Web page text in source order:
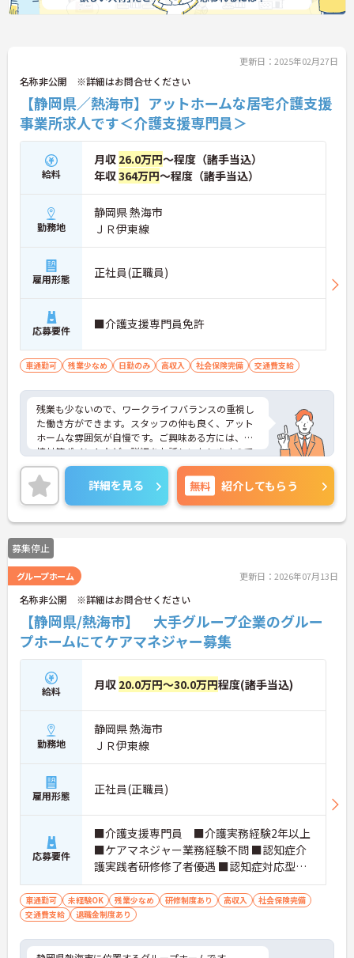
更新日：2025年02月27日
名称非公開 ※詳細はお問合せください
【静岡県／熱海市】アットホームな居宅介護支援
事業所求人です＜介護支援専門員＞
給料
月収 26.0万円～程度（諸手当込）
年収364万円～程度（諸手当込）
勤務地
静岡県 熱海市
ＪＲ伊東線
雇用形態 正社員(正職員)
応募要件 ■介護支援専門員免許
車通勤可 残業少なめ 日勤のみ 高収入 社会保険完備 交通費支給
残業も少ないので、ワークライフバランスの重視し
た働き方ができます。スタッフの仲も良く、アット
ホームな雰囲気が自慢です。ご興味ある方には、面
接対策ポイントなど、詳細をお話しいたしますので
お気軽にご相談ください。
詳細を見る 無料 紹介してもらう
募集停止
グループホーム 更新日：2026年07月13日
名称非公開 ※詳細はお問合せください
【静岡県/熱海市】 大手グループ企業のグルー
プホームにてケアマネジャー募集
給料 月収 20.0万円～30.0万円程度(諸手当込)
勤務地
静岡県 熱海市
ＪＲ伊東線
雇用形態 正社員(正職員)
応募要件
■介護支援専門員 ■介護実務経験2年以上
■ケアマネジャー業務経験不問 ■認知症介
護実践者研修修了者優遇 ■認知症対応型サ
ービス事業管理研修修了者優遇
車通勤可 未経験OK 残業少なめ 研修制度あり 高収入
社会保険完備
交通費支給
退職金制度あり